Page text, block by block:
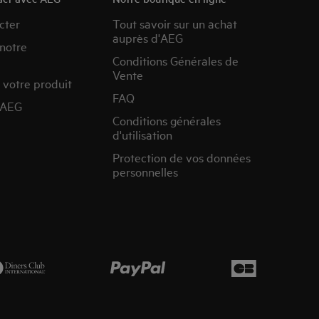
votre produit
Tout savoir sur un achat
auprès d'AEG
Conditions Générales de
Vente
FAQ
Conditions générales
d'utilisation
Protection de vos données
personnelles